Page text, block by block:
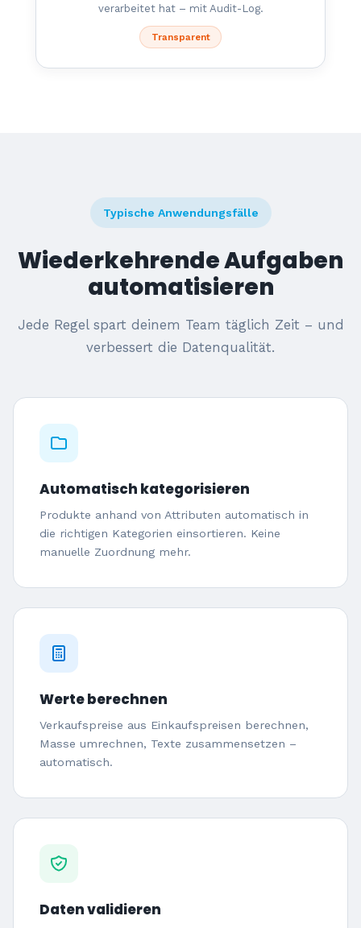
verarbeitet hat – mit Audit-Log.
Transparent
Typische Anwendungsfälle
Wiederkehrende Aufgaben
automatisieren
Jede Regel spart deinem Team täglich Zeit – und
verbessert die Datenqualität.
Automatisch kategorisieren
Produkte anhand von Attributen automatisch in
die richtigen Kategorien einsortieren. Keine
manuelle Zuordnung mehr.
Werte berechnen
Verkaufspreise aus Einkaufspreisen berechnen,
Masse umrechnen, Texte zusammensetzen –
automatisch.
Daten validieren